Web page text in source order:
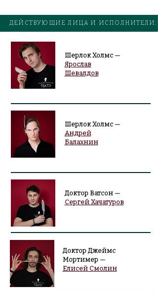
ДЕЙСТВУЮЩИЕ ЛИЦА И ИСПОЛНИТЕЛИ:
Шерлок Холмс —
Ярослав
Шевалдов
Шерлок Холмс —
Андрей
Балахнин
Доктор Ватсон —
Сергей Хачатуров
Доктор Джеймс
Мортимер —
Елисей Смолин